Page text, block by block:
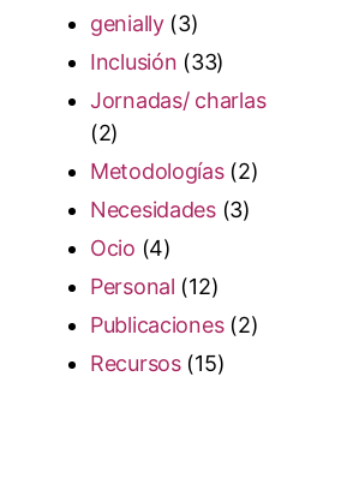
genially(3)
Inclusión (33)
Jornadas/ charlas
(2)
Metodologías(2)
Necesidades(3)
Ocio (4)
Personal (12)
Publicaciones(2)
Recursos(15)